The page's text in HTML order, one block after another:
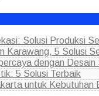
Solusi Produksi
Karawang, 5 Solusi
dengan Desain
5 Solusi Terbaik
untuk